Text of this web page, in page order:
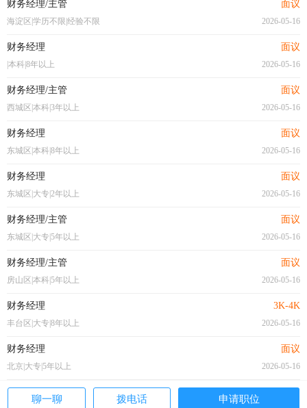
聊一聊 拨电话 申请职位
财务经理/主管 面议
海淀区|学历不限|经验不限 2026-05-16
财务经理 面议
|本科|8年以上 2026-05-16
财务经理/主管 面议
西城区|本科|3年以上 2026-05-16
财务经理 面议
东城区|本科|8年以上 2026-05-16
财务经理 面议
东城区|大专|2年以上 2026-05-16
财务经理/主管 面议
东城区|大专|5年以上 2026-05-16
财务经理/主管 面议
房山区|本科|5年以上 2026-05-16
财务经理 3K-4K
丰台区|大专|8年以上 2026-05-16
财务经理 面议
北京|大专|5年以上 2026-05-16